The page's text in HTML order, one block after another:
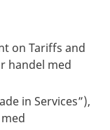
on Tariffs and
handel med
in Services”),